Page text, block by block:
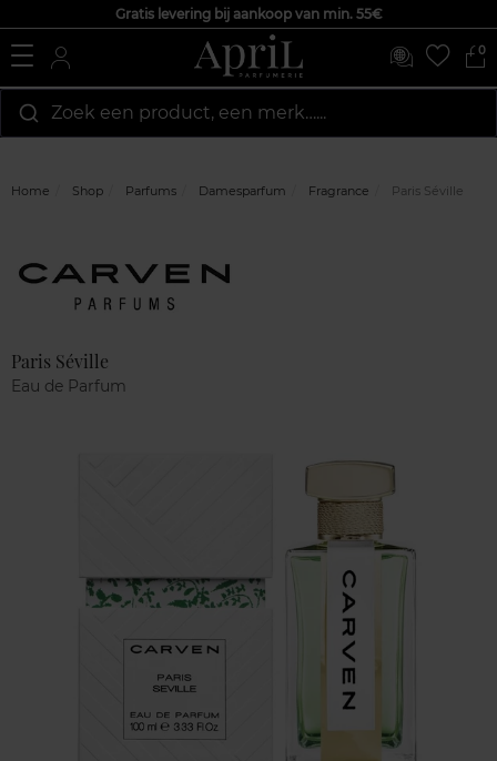
Gratis levering bij aankoop van min. 55€
0
Zoek een product, een merk…...
Home Shop Parfums Damesparfum Fragrance Paris Séville
Paris Séville
Eau de Parfum